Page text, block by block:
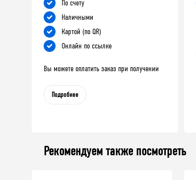
По счету
Наличными
Картой (по QR)
Онлайн по ссылке
Вы можете оплатить заказ при получении
Подробнее
Рекомендуем также посмотреть